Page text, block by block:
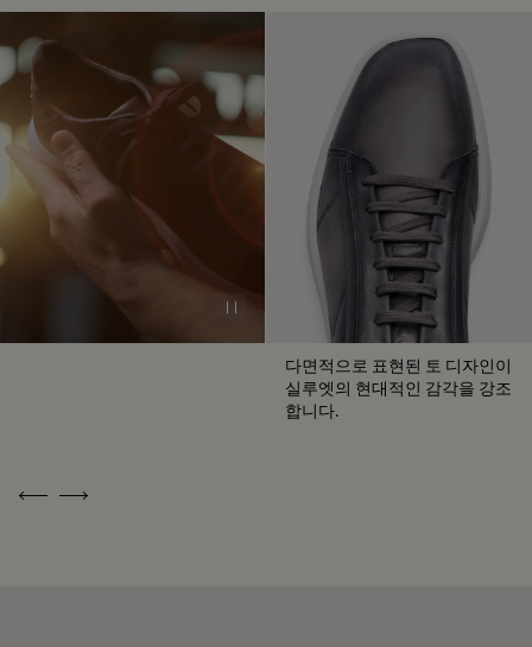
소재의 근원 알아보기
패키지
벨루티는 지속 가능한 재활용 소재로 제작된 친환경 패키지 사
용을 우선시하며, 화석 연료를 기반으로 하는 플라스틱 사용은
지양하고 있습니다.
벨루티의 약속 알아보기
베네치아 가죽 관리방법: 부드러운 천을 이용해 오염을 닦아 준
다음 투명 왁스로 영양을 공급해 가죽을 보호하고 방수효과를
준 후, 폴리싱 글로브로 재빠르게 문질러 가죽 본래의 광택을 복
원시켜 마무리합니다.
제품 관리하는 방법
첫 파티나 서비스 무료 제공
수십 년간 축적된 벨루티의 노하우는 파티나를 통해 모든 제품
을 예술 작품으로 승화시키고, 이야기가 담긴 특별한 감성을 불
어넣습니다. 벨루티에서 60가지 이상의 다채로운 색조를 직접
경험하고, 시간이 흐를수록 더욱 깊어지는 파티나의 매력을 느
수선 가능 여부
Previous
Next
Pause
다면적으로 표현된 토 디자인이
실루엣의 현대적인 감각을 강조
합니다.